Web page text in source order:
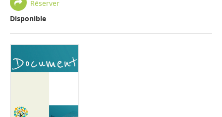
Réserver
Disponible